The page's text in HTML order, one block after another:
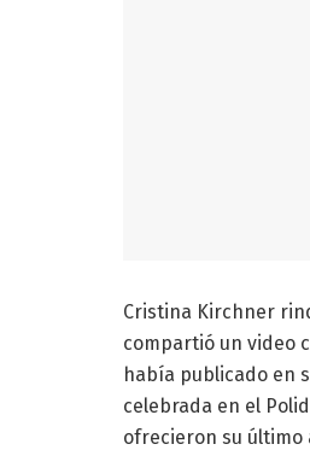
Cristina Kirchner
compartió un video
había publicado en
celebrada en el
ofrecieron su último